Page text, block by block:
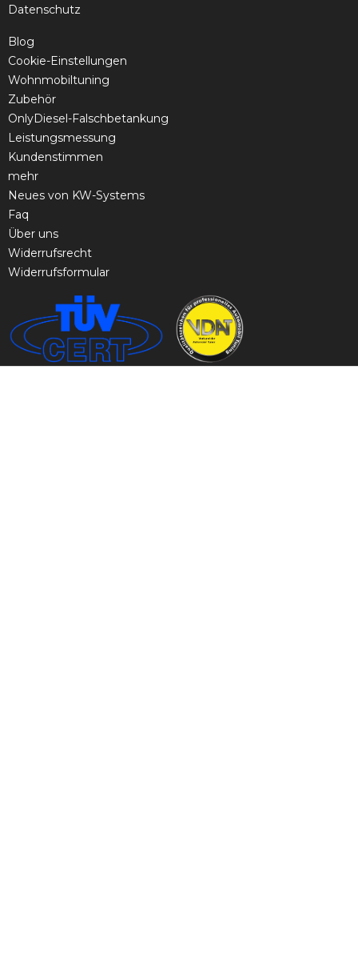
Datenschutz
Blog
Cookie-Einstellungen
Wohnmobiltuning
Zubehör
OnlyDiesel-Falschbetankung
Leistungsmessung
Kundenstimmen
mehr
Neues von KW-Systems
Faq
Über uns
Widerrufsrecht
Widerrufsformular